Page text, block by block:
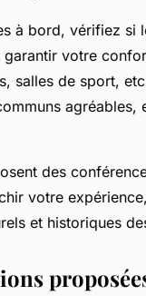
à bord, vérifiez si
votre
salles de sport,
des
votre
et historiques